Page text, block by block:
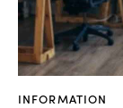
INFORMATION